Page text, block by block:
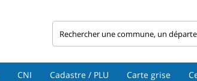
CNI Cadastre / PLU Carte grise